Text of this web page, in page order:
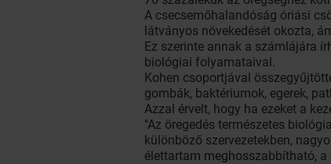
A csecsemőhalandóság óriási
látványos növekedését okozta,
Ez szerinte annak a számlájára
biológiai folyamataival.
Kohen csoportjával
gombák, baktériumok, egerek,
Azzal érvelt, hogy ha ezeket a
"Az öregedés természetes
különböző szervezetekben,
élettartam meghosszabbítható, a